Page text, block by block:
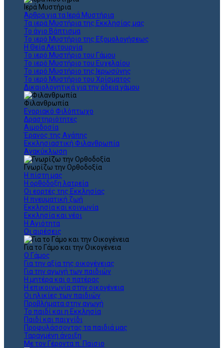
Ιερά Μυστήρια
Άρθρα για τα Ιερά Μυστήρια
Τα ιερά Μυστήρια της Εκκλησίας μας
Το άγιο Βάπτισμα
Το ιερό Μυστήριο της Εξομολογήσεως
Η Θεία Λειτουργία
Το ιερό Μυστήριο του Γάμου
Το ιερό Μυστήριο του Ευχελαίου
Το ιερό Μυστήριο της Ιερωσύνης
Το ιερό Μυστήριο του Χρίσματος
Δικαιολογητικά για την άδεια γάμου
Φιλανθρωπία
Ενοριακό Φιλόπτωχο
Δραστηριότητες
Αιμοδοσία
Έρανος της Αγάπης
Εκκλησιαστική Φιλανθρωπία
Ανακύκλωση
Γνωρίζω την Ορθοδοξία
Η πίστη μας
Η ορθόδοξη λατρεία
Οι εορτές της Εκκλησίας
Η πνευματική ζωή
Εκκλησία και κοινωνία
Εκκλησία και νέοι
Η Αγιότητα
Οι αιρέσεις
Για το Γάμο και την Οικογένεια
Ο Γάμος
Για την αξία της οικογένειας
Για την αγωγή των παιδιών
Η μητέρα και ο πατέρας
Η επικοινωνία στην οικογένεια
Οι ηλικίες των παιδιών
Προβλήματα στην αγωγή
Το παιδί και η Εκκλησία
Παιδί και παιχνίδι
Προφυλάσσοντας τα παιδιά μας
Ταραγμένη άνοιξη
Με τον Γέροντα π. Παϊσιο